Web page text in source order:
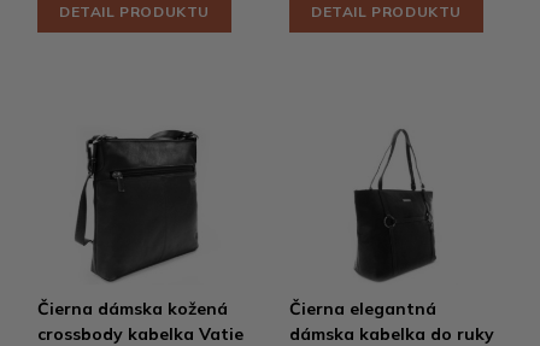
DETAIL PRODUKTU DETAIL PRODUKTU
Čierna dámska kožená
crossbody kabelka Vatie
Čierna elegantná
dámska kabelka do ruky